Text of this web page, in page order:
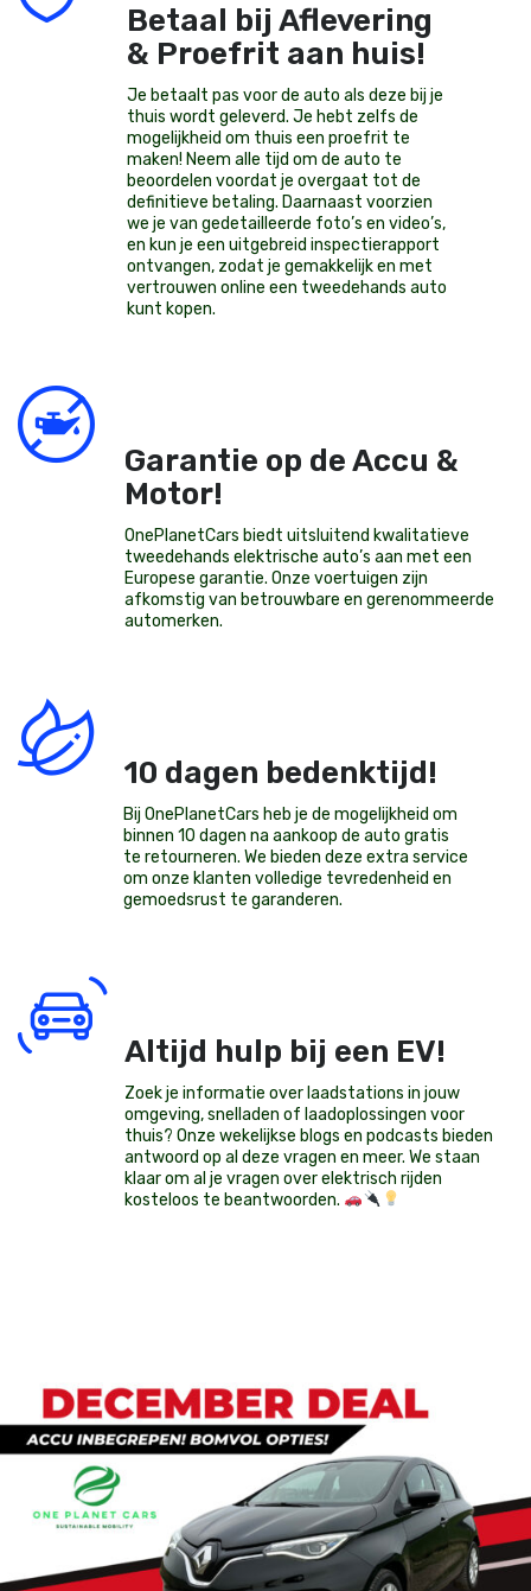
Betaal bij Aflevering
& Proefrit aan huis!
Je betaalt pas voor de auto als deze bij je
thuis wordt geleverd. Je hebt zelfs de
mogelijkheid om thuis een proefrit te
maken! Neem alle tijd om de auto te
beoordelen voordat je overgaat tot de
definitieve betaling. Daarnaast voorzien
we je van gedetailleerde foto’s en video’s,
en kun je een uitgebreid inspectierapport
ontvangen, zodat je gemakkelijk en met
vertrouwen online een tweedehands auto
kunt kopen.
Garantie op de Accu &
Motor!
OnePlanetCars biedt uitsluitend kwalitatieve
tweedehands elektrische auto’s aan met een
Europese garantie. Onze voertuigen zijn
afkomstig van betrouwbare en gerenommeerde
automerken.
10 dagen bedenktijd!
Bij OnePlanetCars heb je de mogelijkheid om
binnen 10 dagen na aankoop de auto gratis
te retourneren. We bieden deze extra service
om onze klanten volledige tevredenheid en
gemoedsrust te garanderen.
Altijd hulp bij een EV!
Zoek je informatie over laadstations in jouw
omgeving, snelladen of laadoplossingen voor
thuis? Onze wekelijkse blogs en podcasts bieden
antwoord op al deze vragen en meer. We staan
klaar om al je vragen over elektrisch rijden
kosteloos te beantwoorden.